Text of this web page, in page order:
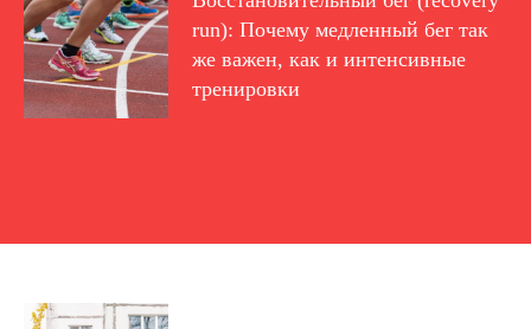
run): Почему медленный бег так
же важен, как и интенсивные
тренировки